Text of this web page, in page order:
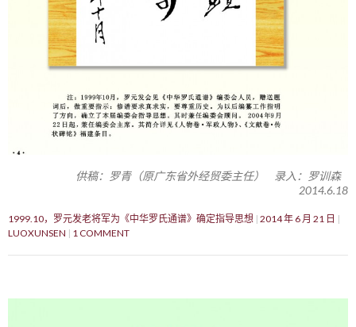
供稿：罗青（原广东省外经贸委主任） 录入：罗训森
2014.6.18
1999.10，罗元发老将军为《中华罗氏通谱》确定指导思想 2014 年 6 月 21 日
LUOXUNSEN
1 COMMENT